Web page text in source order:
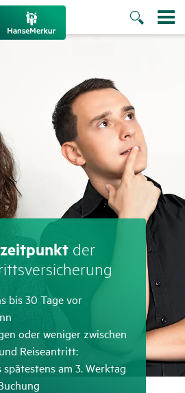
der
bis 30 Tage vor
oder weniger zwischen
Reiseantritt:
spätestens am 3. Werktag